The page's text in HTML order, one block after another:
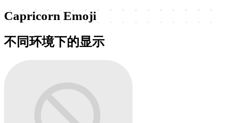
Capricorn Emoji
不同环境下的显示